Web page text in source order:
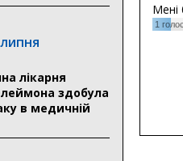
лікарня
здобула
в медичній
Мені
1голос